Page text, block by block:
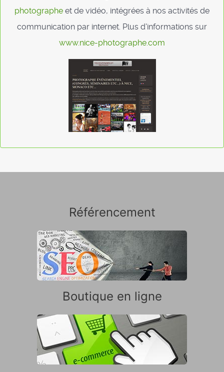
photographe et de vidéo, intégrées à nos activités de
communication par internet. Plus d'informations sur
www.nice-photographe.com
Référencement
Boutique en ligne